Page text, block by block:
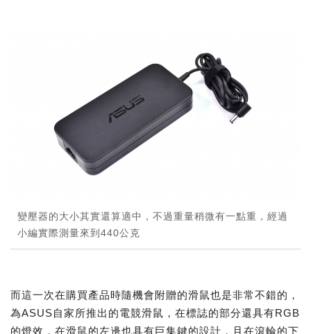
變壓器的大小其實還算適中，不過重量稍微有一點重，經過
小編實際測量來到440公克
而這一次在購買產品時隨機會附贈的滑鼠也是非常不錯的，
為ASUS自家所推出的電競滑鼠，在標誌的部分還具有RGB
的燈效，在滑鼠的左邊也具有巨集鍵的設計，且在滾輪的下